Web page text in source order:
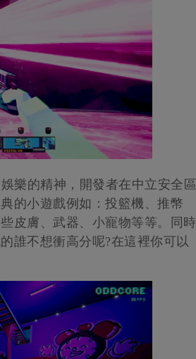
樂的精神，開發者在中立安全區
的小遊戲例如：投籃機、推幣
皮膚、武器、小寵物等等。同時
誰不想衝高分呢?在這裡你可以